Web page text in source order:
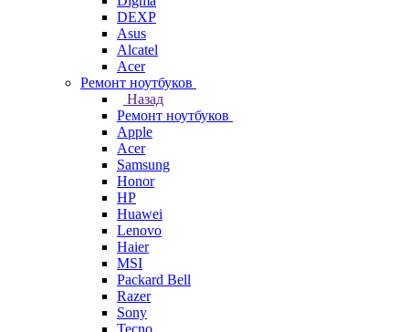
DEXP
Asus
Alcatel
Acer
Ремонт ноутбуков
Назад
Ремонт ноутбуков
Apple
Acer
Samsung
Honor
HP
Huawei
Lenovo
Haier
MSI
Packard Bell
Razer
Sony
Tecno